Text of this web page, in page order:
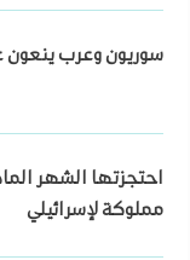
سوريون وعرب ينعون
احتجزتها الشهر
مملوكة لإسرائيلي